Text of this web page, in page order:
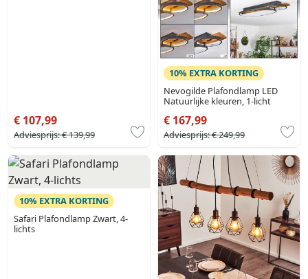
€ 107,99
Adviesprijs:€ 139,99
10% EXTRA KORTING
Nevogilde Plafondlamp LED
Natuurlijke kleuren, 1-licht
€ 167,99
Adviesprijs:€ 249,99
10% EXTRA KORTING
Safari Plafondlamp Zwart, 4-
lichts